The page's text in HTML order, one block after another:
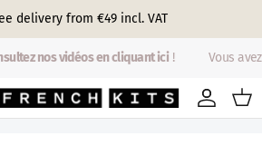
delivery from €49 incl. VAT
nos vidéos en cliquant ici! Vous
Account
Cart